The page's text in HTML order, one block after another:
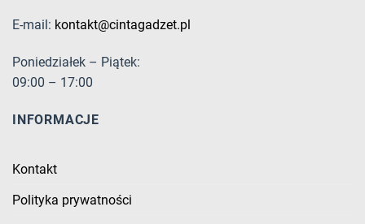
E-mail: kontakt@cintagadzet.pl
Poniedziałek – Piątek:
09:00 – 17:00
INFORMACJE
Kontakt
Polityka prywatności